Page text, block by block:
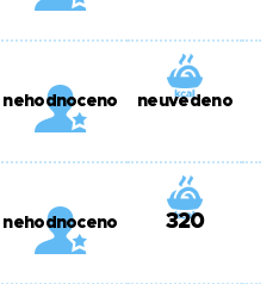
nehodnoceno neuvedeno
nehodnoceno 320